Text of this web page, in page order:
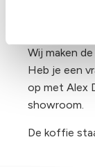
Slaap Studio
Wij maken
Heb je een
op met Alex
showroom.
De koffie